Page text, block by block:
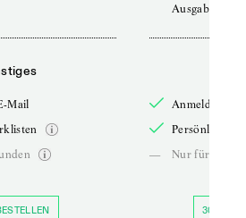
Mail
Ausgabe
Anmelden
Persönliche
—
Nur für
30 TAGE